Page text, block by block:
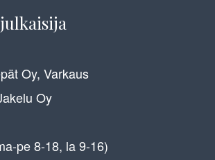
Oy, Varkaus
Oy
pe 8-18, la 9-16)